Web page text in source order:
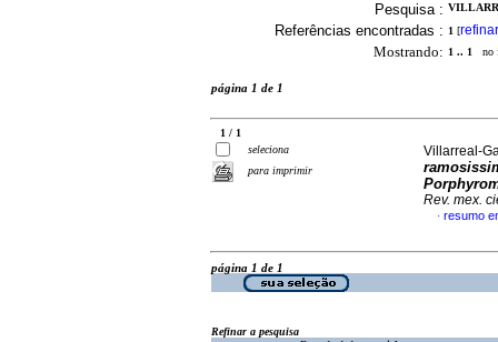
Pesquisa :
Referências encontradas : 1 [refinar
Mostrando: 1 .. 1 no
página 1 de 1
1 / 1
seleciona
para imprimir
Villarreal-
Rev. mex.
· resumo
página 1 de 1
Refinar a pesquisa